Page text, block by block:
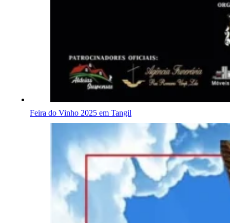
Feira do Vinho 2025 em Tangil